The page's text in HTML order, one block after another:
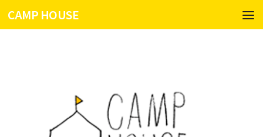
コンテンツへスキップ
CAMP HOUSE